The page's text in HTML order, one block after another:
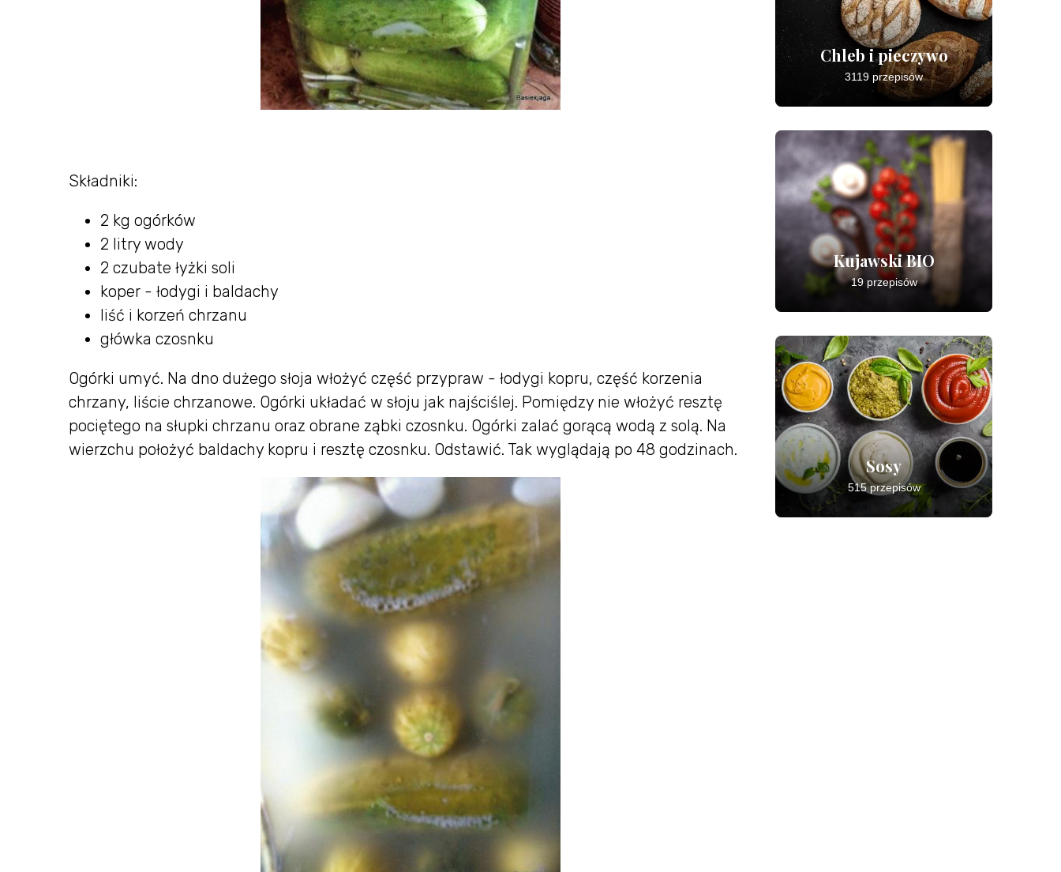
Składniki:
2 kg ogórków
2 litry wody
2 czubate łyżki soli
koper - łodygi i baldachy
liść i korzeń chrzanu
główka czosnku
Ogórki umyć. Na dno dużego słoja włożyć część przypraw - łodygi kopru, część korzenia
chrzany, liście chrzanowe. Ogórki układać w słoju jak najściślej. Pomiędzy nie włożyć resztę
pociętego na słupki chrzanu oraz obrane ząbki czosnku. Ogórki zalać gorącą wodą z solą. Na
wierzchu położyć baldachy kopru i resztę czosnku. Odstawić. Tak wyglądają po 48 godzinach.
Chleb i pieczywo
3119 przepisów
Kujawski BIO
19 przepisów
Sosy
515 przepisów